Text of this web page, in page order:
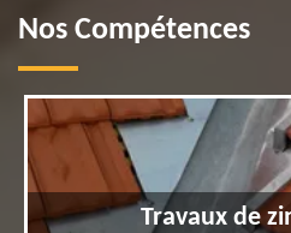
Nos Compétences
Travaux de